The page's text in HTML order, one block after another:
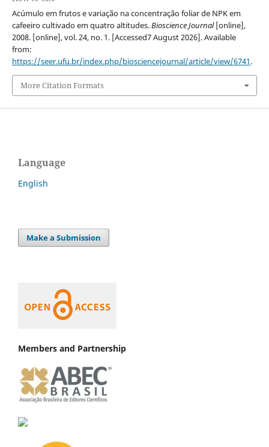
Acúmulo em frutos e variação na concentração foliar de NPK em
cafeeiro cultivado em quatro altitudes.Bioscience Journal[online],
2008. [online], vol. 24, no. 1. [Accessed7 August 2026]. Available
from:
https://seer.ufu.br/index.php/biosciencejournal/article/view/6741.
More Citation Formats
Language
English
Make a Submission
Members and Partnership